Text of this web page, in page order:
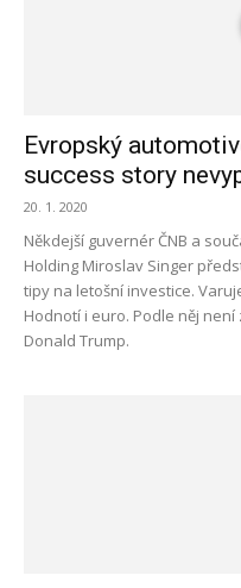
Evropský
success story
20. 1. 2020
Někdejší guvernér ČNB a
Holding Miroslav Singer
tipy na letošní investice.
Hodnotí i euro. Podle něj
Donald Trump.